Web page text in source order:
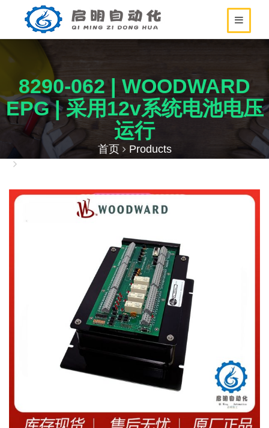
8290-062 | WOODWARD
EPG | 采用12v系统电池电压
运行
首页
Products